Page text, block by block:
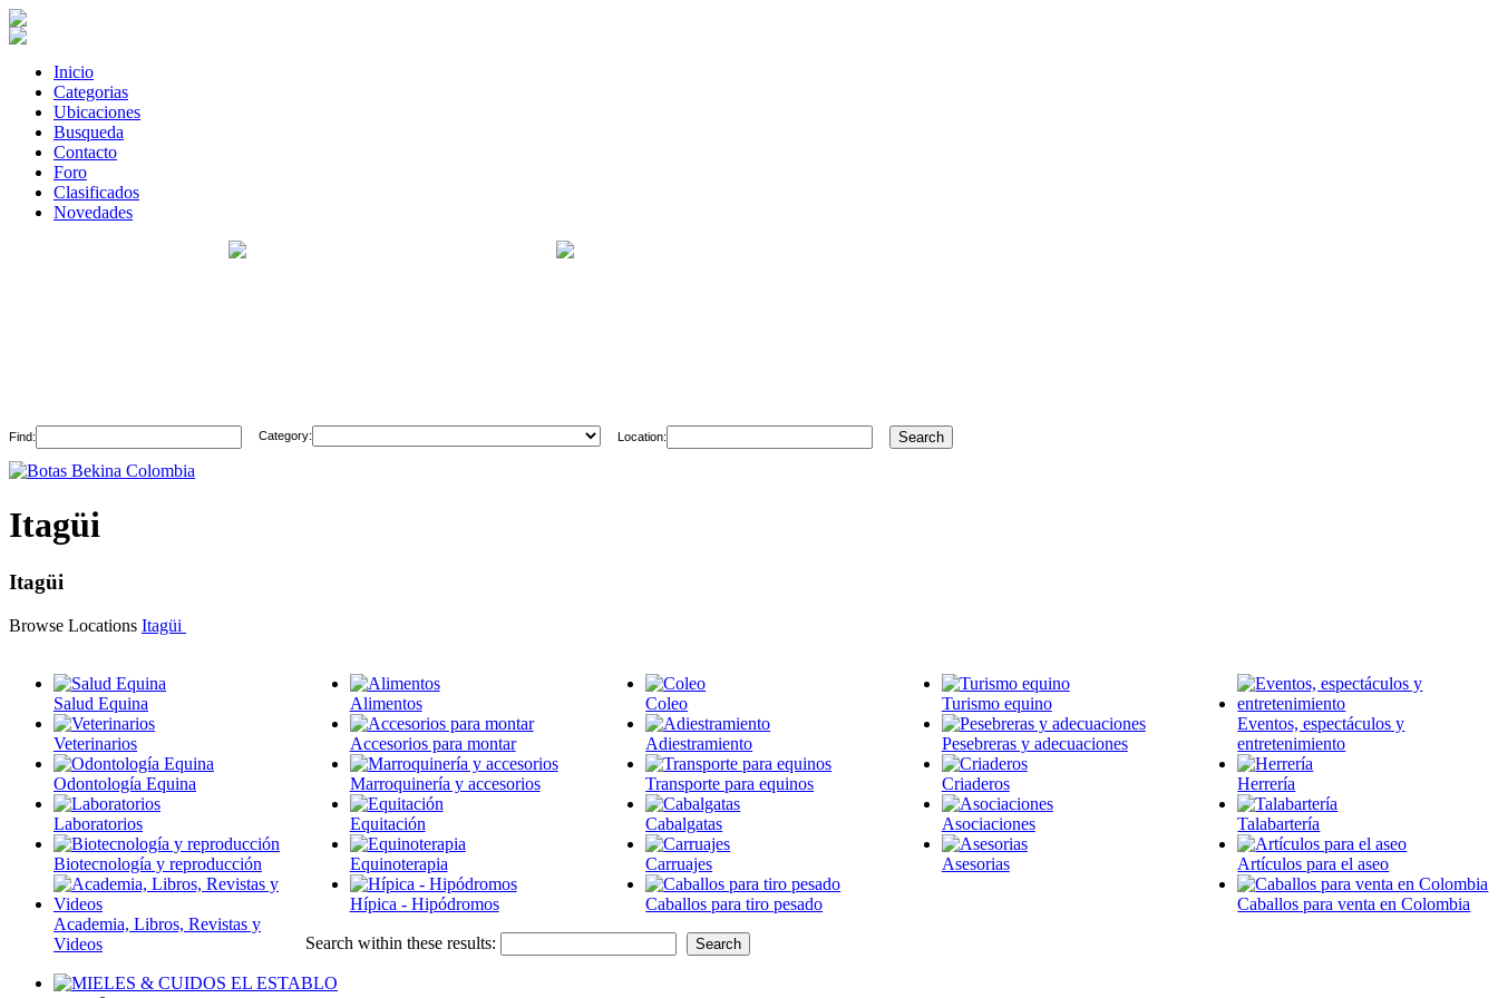
Inicio
Categorias
Ubicaciones
Busqueda
Contacto
Foro
Clasificados
Novedades
Find: Category: Location:
Itagüi
Itagüi
Browse Locations Itagüi
Salud Equina
Veterinarios
Odontología Equina
Laboratorios
Biotecnología y reproducción
Academia, Libros, Revistas y
Videos
Alimentos
Accesorios para montar
Marroquinería y accesorios
Equitación
Equinoterapia
Hípica - Hipódromos
Coleo
Adiestramiento
Transporte para equinos
Cabalgatas
Carruajes
Caballos para tiro pesado
Turismo equino
Pesebreras y adecuaciones
Criaderos
Asociaciones
Asesorias
Eventos, espectáculos y
entretenimiento
Herrería
Talabartería
Artículos para el aseo
Caballos para venta en Colombia
Search within these results: